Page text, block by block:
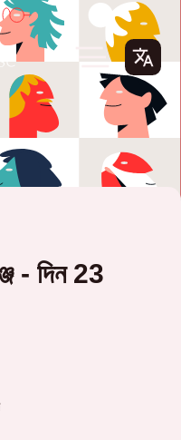
- দিন 23